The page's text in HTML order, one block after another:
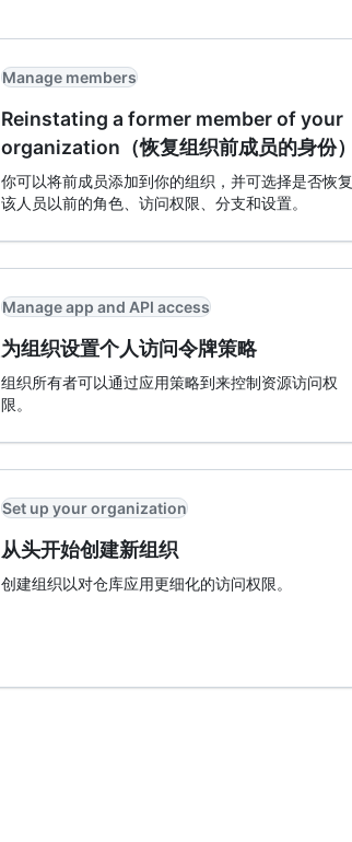
Manage members
Reinstating a former member of your
organization（恢复组织前成员的身份）
你可以将前成员添加到你的组织，并可选择是否恢复
该人员以前的角色、访问权限、分支和设置。
Manage app and API access
为组织设置个人访问令牌策略
组织所有者可以通过应用策略到来控制资源访问权
限。
Set up your organization
从头开始创建新组织
创建组织以对仓库应用更细化的访问权限。